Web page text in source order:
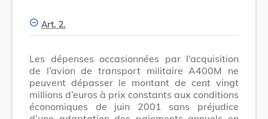
Art. 2.
Les dépenses occasionnées par l’acquisition
de l’avion de transport militaire A400M ne
peuvent dépasser le montant de cent vingt
millions d’euros à prix constants aux conditions
économiques de juin 2001 sans préjudice